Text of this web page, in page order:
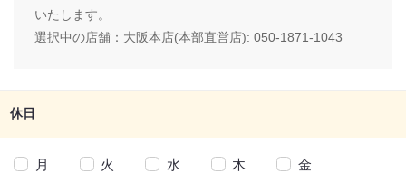
いたします。
選択中の店舗： 大阪本店(本部直営店): 050-1871-1043
休日
月 火 水 木
金